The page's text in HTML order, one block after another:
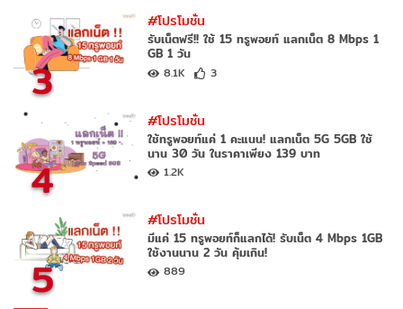
3
#โปรโมชั่น
รับเน็ตฟรี!! ใช้ 15 ทรูพอยท์ แลกเน็ต 8 Mbps 1
GB 1 วัน
8.1K 3
4
#โปรโมชั่น
ใช้ทรูพอยท์แค่ 1 คะแนน! แลกเน็ต 5G 5GB ใช้
นาน 30 วัน ในราคาเพียง 139 บาท
1.2K
5
#โปรโมชั่น
มีแค่ 15 ทรูพอยท์ก็แลกได้! รับเน็ต 4 Mbps 1GB
ใช้งานนาน 2 วัน คุ้มเกิน!
889